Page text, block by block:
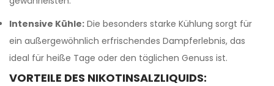
Intensive Kühle: Die besonders starke Kühlung sorgt für
ein außergewöhnlich erfrischendes Dampferlebnis, das
ideal für heiße Tage oder den täglichen Genuss ist.
VORTEILE DES NIKOTINSALZLIQUIDS: